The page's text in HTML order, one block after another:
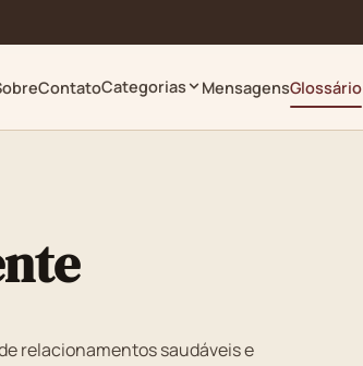
ContatoCategorias MensagensGlossário
relacionamentos saudáveis e